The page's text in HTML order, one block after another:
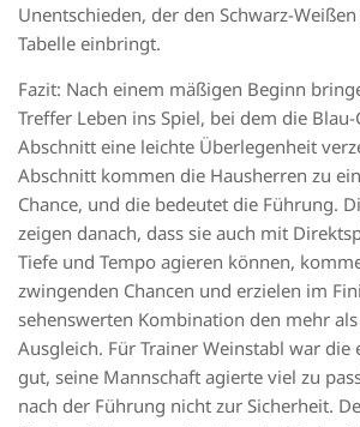
Unentschieden, der den Schwarz-
Tabelle einbringt.
Fazit: Nach einem mäßigen Beginn
Treffer Leben ins Spiel, bei dem die
Abschnitt eine leichte Überlegenheit
Abschnitt kommen die Hausherren zu
Chance, und die bedeutet die Führung.
zeigen danach, dass sie auch mit
Tiefe und Tempo agieren können,
zwingenden Chancen und erzielen im
sehenswerten Kombination den mehr
Ausgleich. Für Trainer Weinstabl war die
gut, seine Mannschaft agierte viel zu
nach der Führung nicht zur Sicherheit.